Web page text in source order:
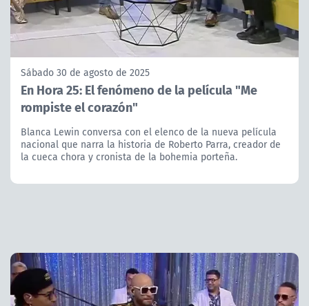
Sábado 30 de agosto de 2025
En Hora 25: El fenómeno de la película "Me
rompiste el corazón"
Blanca Lewin conversa con el elenco de la nueva película
nacional que narra la historia de Roberto Parra, creador de
la cueca chora y cronista de la bohemia porteña.